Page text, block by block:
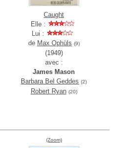
Caught
Elle :
Lui :
de Max Ophüls (9)
(1949)
avec :
James Mason
Barbara Bel Geddes (2)
Robert Ryan (20)
(Zoom)